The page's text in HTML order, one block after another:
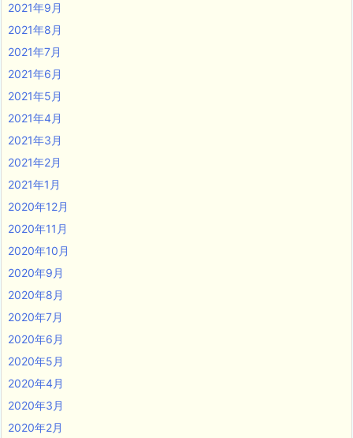
2021年9月
2021年8月
2021年7月
2021年6月
2021年5月
2021年4月
2021年3月
2021年2月
2021年1月
2020年12月
2020年11月
2020年10月
2020年9月
2020年8月
2020年7月
2020年6月
2020年5月
2020年4月
2020年3月
2020年2月